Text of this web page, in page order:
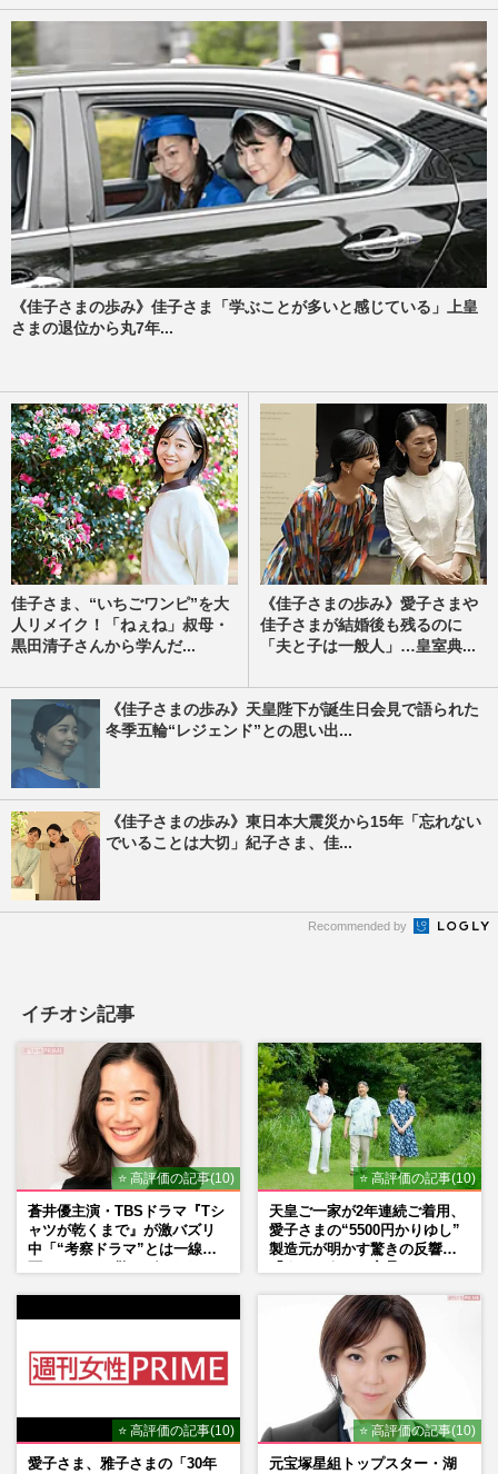
《佳子さまの歩み》佳子さま「学ぶことが多いと感じている」上皇
さまの退位から丸7年...
佳子さま、“いちごワンピ”を大
人リメイク！「ねぇね」叔母・
黒田清子さんから学んだ...
《佳子さまの歩み》愛子さまや
佳子さまが結婚後も残るのに
「夫と子は一般人」…皇室典...
《佳子さまの歩み》天皇陛下が誕生日会見で語られた
冬季五輪“レジェンド”との思い出...
《佳子さまの歩み》東日本大震災から15年「忘れない
でいることは大切」紀子さま、佳...
Recommended by
イチオシ記事
⭐ 高評価の記事(10)
蒼井優主演・TBSドラマ『Tシ
ャツが乾くまで』が激バズリ
中「“考察ドラマ”とは一線を
⭐ 高評価の記事(10)
天皇ご一家が2年連続ご着用、
愛子さまの“5500円かりゆし”
製造元が明かす驚きの反響
⭐ 高評価の記事(10)
愛子さま、雅子さまの「30年
⭐ 高評価の記事(10)
元宝塚星組トップスター・湖